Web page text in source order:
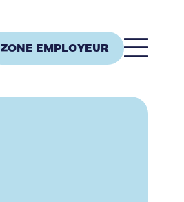
ZONE EMPLOYEUR